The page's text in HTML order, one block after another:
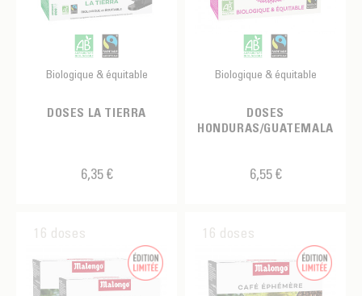
Biologique & équitable
DOSES LA TIERRA
6,35 €
Biologique & équitable
DOSES
HONDURAS/GUATEMALA
6,55 €
16 doses 16 doses